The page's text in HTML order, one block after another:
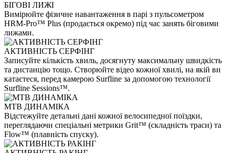
БІГОВІ ЛИЖІ
Вимірюйте фізичне навантаження в парі з пульсометром
HRM-Pro™ Plus (продається окремо) під час занять біговими
лижами.
АКТИВНІСТЬ СЕРФІНГ
Записуйте кількість хвиль, досягнуту максимальну швидкість
та дистанцію тощо. Створюйте відео кожної хвилі, на якій ви
катаєтеся, перед камерою Surfline за допомогою технології
Surfline Sessions™.
MTB ДИНАМІКА
Відстежуйте детальні дані кожної велосипедної поїздки,
переглядаючи спеціальні метрики Grit™ (складність траси) та
Flow™ (плавність спуску).